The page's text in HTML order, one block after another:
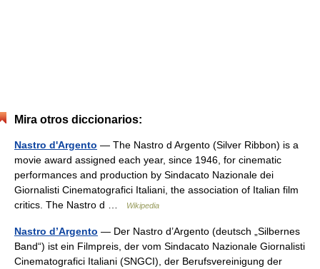
Mira otros diccionarios:
Nastro d'Argento — The Nastro d Argento (Silver Ribbon) is a
movie award assigned each year, since 1946, for cinematic
performances and production by Sindacato Nazionale dei
Giornalisti Cinematografici Italiani, the association of Italian film
critics. The Nastro d …
Wikipedia
Nastro d’Argento — Der Nastro d’Argento (deutsch „Silbernes
Band“) ist ein Filmpreis, der vom Sindacato Nazionale Giornalisti
Cinematografici Italiani (SNGCI), der Berufsvereinigung der